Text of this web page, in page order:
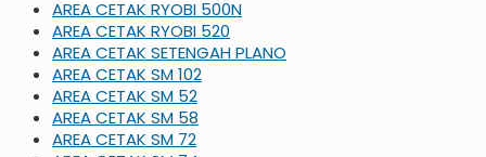
AREA CETAK RYOBI 500N
AREA CETAK RYOBI 520
AREA CETAK SETENGAH PLANO
AREA CETAK SM 102
AREA CETAK SM 52
AREA CETAK SM 58
AREA CETAK SM 72